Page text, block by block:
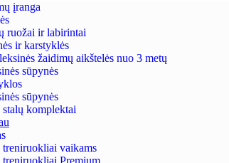
įranga
ruožai ir labirintai
ir karstyklės
žaidimų aikštelės nuo 3 metų
sūpynės
sūpynės
komplektai
vaikams
Premium